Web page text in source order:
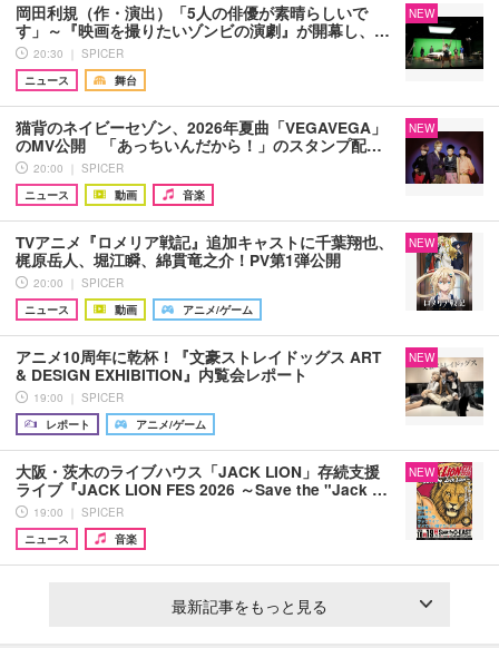
岡田利規（作・演出）「5人の俳優が素晴らしいで
す」～『映画を撮りたいゾンビの演劇』が開幕し、…
20:30 ｜ SPICER
ニュース
舞台
NEW
猫背のネイビーセゾン、2026年夏曲「VEGAVEGA」
のMV公開 「あっちいんだから！」のスタンプ配…
20:00 ｜ SPICER
ニュース
動画 音楽
NEW
TVアニメ『ロメリア戦記』追加キャストに千葉翔也、
梶原岳人、堀江瞬、綿貫竜之介！PV第1弾公開
20:00 ｜ SPICER
ニュース
動画 アニメ/ゲーム
NEW
アニメ10周年に乾杯！『文豪ストレイドッグス ART
& DESIGN EXHIBITION』内覧会レポート
19:00 ｜ SPICER
レポート
アニメ/ゲーム
NEW
大阪・茨木のライブハウス「JACK LION」存続支援
ライブ『JACK LION FES 2026 ～Save the "Jack …
19:00 ｜ SPICER
ニュース
音楽
NEW
最新記事をもっと見る